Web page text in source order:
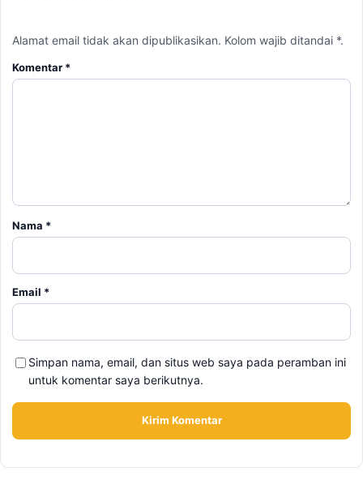
Alamat email tidak akan dipublikasikan. Kolom wajib ditandai *.
Komentar *
Nama *
Email *
Simpan nama, email, dan situs web saya pada peramban ini
untuk komentar saya berikutnya.